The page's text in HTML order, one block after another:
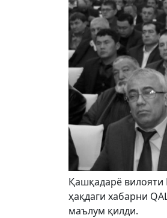
Қашқадарё вилояти
ҳақдаги хабарни
маълум қилди.